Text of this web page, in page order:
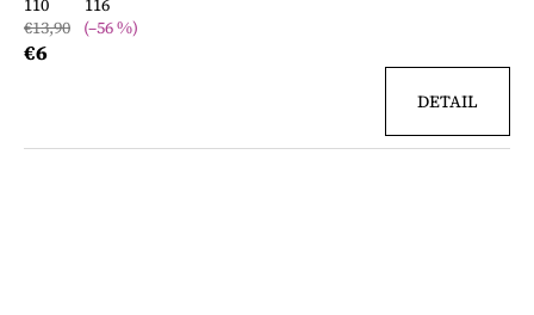
€13,90 (–56 %)
€6
DETAIL